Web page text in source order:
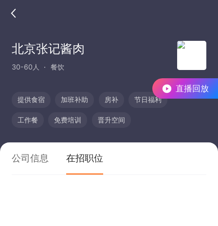
直播回放
北京张记酱肉
30-60人 餐饮
提供食宿 加班补助 房补 节日福利
工作餐 免费培训 晋升空间
公司信息 在招职位